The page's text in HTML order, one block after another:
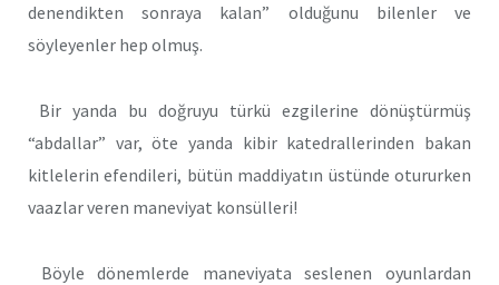
denendikten sonraya kalan” olduğunu bilenler ve
söyleyenler hep olmuş.
Bir yanda bu doğruyu türkü ezgilerine dönüştürmüş
“abdallar” var, öte yanda kibir katedrallerinden bakan
kitlelerin efendileri, bütün maddiyatın üstünde otururken
vaazlar veren maneviyat konsülleri!
Böyle dönemlerde maneviyata seslenen oyunlardan